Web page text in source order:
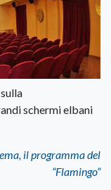
schermi elbani
il programma del
“Flamingo”